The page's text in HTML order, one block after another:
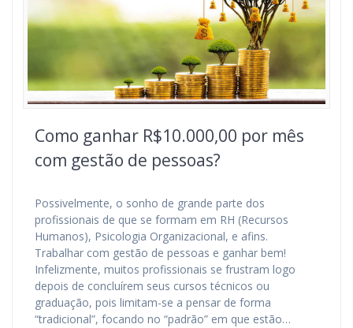
Como ganhar R$10.000,00 por mês
com gestão de pessoas?
Possivelmente, o sonho de grande parte dos
profissionais de que se formam em RH (Recursos
Humanos), Psicologia Organizacional, e afins.
Trabalhar com gestão de pessoas e ganhar bem!
Infelizmente, muitos profissionais se frustram logo
depois de concluírem seus cursos técnicos ou
graduação, pois limitam-se a pensar de forma
“tradicional”, focando no “padrão” em que estão…